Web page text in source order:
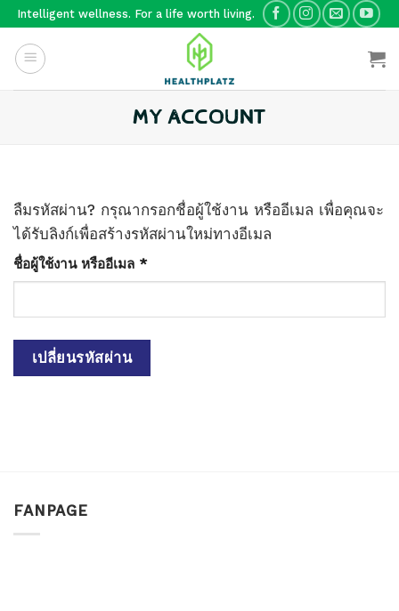
Skip
content
Intelligent wellness. For a life worth living.
MY ACCOUNT
ลืมรหัสผ่าน? กรุณากรอกชื่อผู้ใช้งาน หรืออีเมล เพื่อคุณจะ
ได้รับลิงก์เพื่อสร้างรหัสผ่านใหม่ทางอีเมล
ชื่อผู้ใช้งาน หรืออีเมล *ต้องการ
เปลี่ยนรหัสผ่าน
FANPAGE